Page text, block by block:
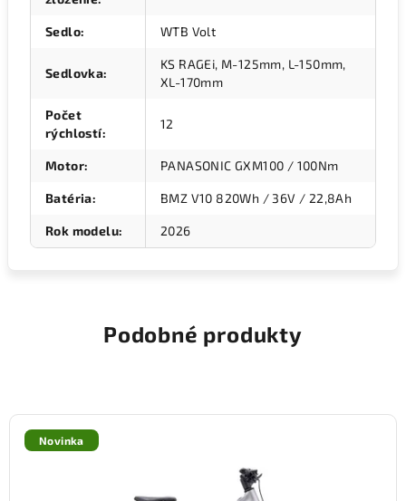
Sedlo: WTB Volt
Sedlovka:
KS RAGEi, M-125mm, L-150mm,
XL-170mm
Počet
rýchlostí:
12
Motor: PANASONIC GXM100 / 100Nm
Batéria: BMZ V10 820Wh / 36V / 22,8Ah
Rok modelu: 2026
Podobné produkty
Novinka